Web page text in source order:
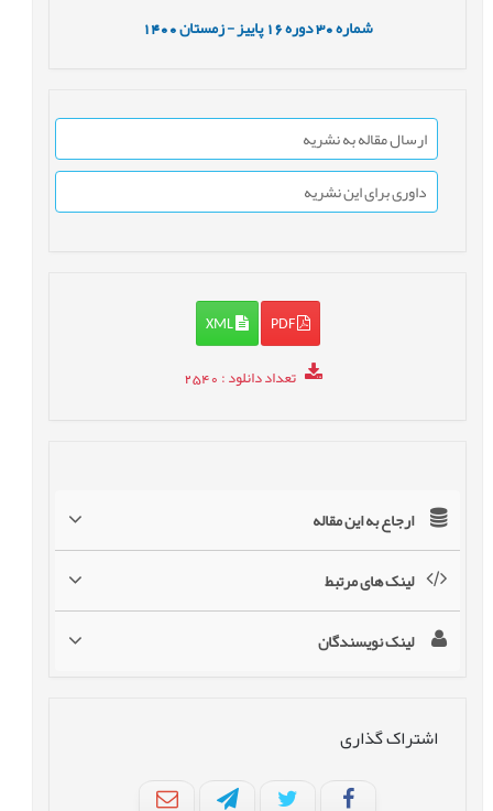
شماره30 دوره16 پاییز - زمستان1400
ارسال مقاله به نشریه
داوری برای این نشریه
PDF
XML
تعداد دانلود: 2540
ارجاع به این مقاله
لینک های مرتبط
لینک نویسندگان
اشتراک گذاری